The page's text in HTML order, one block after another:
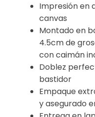
Impresión en
canvas
Montado en
4.5cm de
con caimán
Doblez
bastidor
Empaque
y asegurado